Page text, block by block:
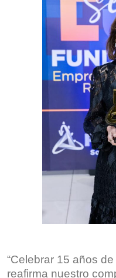
“Celebrar 15 años
reafirma nuestro